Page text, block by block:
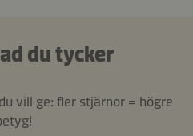
du tycker
vill ge: fler stjärnor = högre